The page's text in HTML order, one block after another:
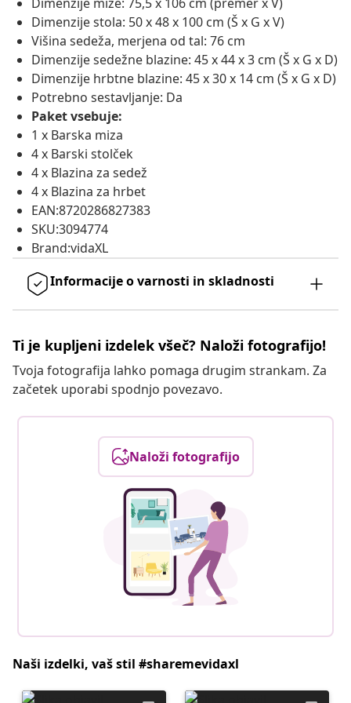
Dimenzije stola: 50 x 48 x 100 cm (Š x G x V)
Višina sedeža, merjena od tal: 76 cm
Dimenzije sedežne blazine: 45 x 44 x 3 cm (Š x G x D)
Dimenzije hrbtne blazine: 45 x 30 x 14 cm (Š x G x D)
Potrebno sestavljanje: Da
Paket vsebuje:
1 x Barska miza
4 x Barski stolček
4 x Blazina za sedež
4 x Blazina za hrbet
EAN:8720286827383
SKU:3094774
Brand:vidaXL
Informacije o varnosti in skladnosti
Ti je kupljeni izdelek všeč? Naloži fotografijo!
Tvoja fotografija lahko pomaga drugim strankam. Za
začetek uporabi spodnjo povezavo.
Naloži fotografijo
Naši izdelki, vaš stil #sharemevidaxl